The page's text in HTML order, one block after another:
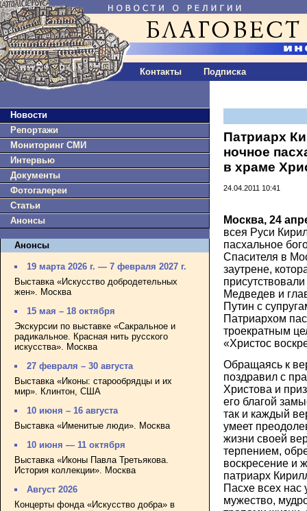
Контакты Подписка
Новости
Репортажи
Мониторинг СМИ
Интервью
Документы
Фотогалереи
Статьи
Анонсы
Анонсы
19 марта 2026 г. — 7 февраля 2027 г.
Выставка «Искусство добродетельных
жен». Москва
15 мая – 18 октября
Экскурсии по выставке «Сакральное и
радикальное. Красная нить русского
искусства». Москва
27 февраля – 30 августа
Выставка «Иконы: старообрядцы и их
мир». Клинтон, США
10 июня – 16 августа
Выставка «Именитые люди». Москва
10 июня — 11 октября
Выставка «Иконы Павла Третьякова.
История коллекции». Москва
Август 2026
Концерты фонда «Искусство добра» в
Патриарх
ночное
в храме
24.04.2011 10:41
Москва, 24
всея Руси
пасхальное
Спасителя в
заутрене,
Медведев и
Путин с
Патриархом
троекратным
«Христос
Обращаясь к
поздравил с
Христова и
его благой
так и каждый
умеет
жизни своей
терпением,
воскресение и
патриарх
Пасхе всех нас
мужество,